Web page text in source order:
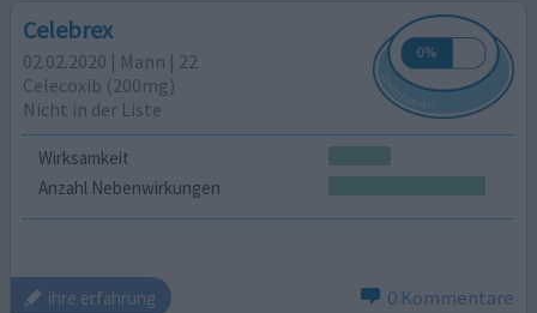
Celebrex
02.02.2020 | Mann | 22
Celecoxib (200mg)
Nicht in der Liste
Wirksamkeit
Anzahl Nebenwirkungen
ihre erfahrung 0 Kommentare